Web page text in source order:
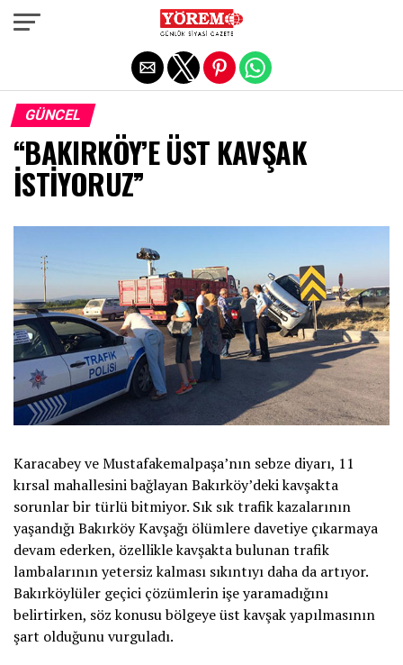
GÜNCEL
“BAKIRKÖY’E ÜST KAVŞAK
İSTİYORUZ”
Karacabey ve Mustafakemalpaşa’nın sebze diyarı, 11
kırsal mahallesini bağlayan Bakırköy’deki kavşakta
sorunlar bir türlü bitmiyor. Sık sık trafik kazalarının
yaşandığı Bakırköy Kavşağı ölümlere davetiye çıkarmaya
devam ederken, özellikle kavşakta bulunan trafik
lambalarının yetersiz kalması sıkıntıyı daha da artıyor.
Bakırköylüler geçici çözümlerin işe yaramadığını
belirtirken, söz konusu bölgeye üst kavşak yapılmasının
şart olduğunu vurguladı.
Exit mobile version